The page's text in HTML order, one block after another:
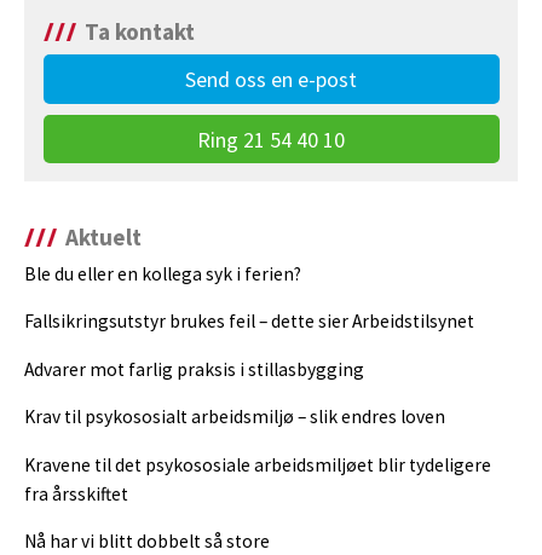
Ta kontakt
Send oss en e-post
Ring 21 54 40 10
Aktuelt
Ble du eller en kollega syk i ferien?
Fallsikringsutstyr brukes feil – dette sier Arbeidstilsynet
Advarer mot farlig praksis i stillasbygging
Krav til psykososialt arbeidsmiljø – slik endres loven
Kravene til det psykososiale arbeidsmiljøet blir tydeligere
fra årsskiftet
Nå har vi blitt dobbelt så store